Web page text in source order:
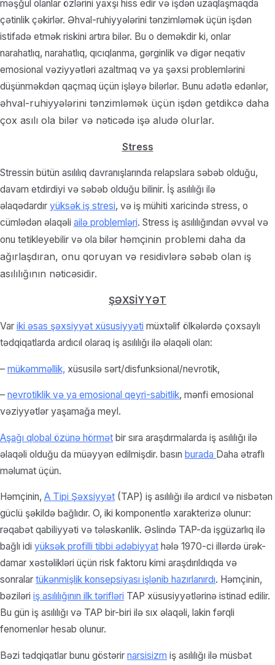
məşğul olanlar özlərini yaxşı hiss edir və işdən uzaqlaşmaqda
çətinlik çəkirlər. Əhval-ruhiyyələrini tənzimləmək üçün işdən
istifadə etmək riskini artıra bilər. Bu o deməkdir ki, onlar
narahatlıq, narahatlıq, qıcıqlanma, gərginlik və digər neqativ
emosional vəziyyətləri azaltmaq və ya şəxsi problemlərini
düşünməkdən qaçmaq üçün işləyə bilərlər. Bunu adətlə edənlər,
əhval-ruhiyyələrini tənzimləmək üçün işdən getdikcə daha
çox asılı ola bilər və nəticədə işə aludə olurlar.
Stress
Stressin bütün asılılıq davranışlarında relapslara səbəb olduğu,
davam etdirdiyi və səbəb olduğu bilinir. İş asılılığı ilə
əlaqədardır yüksək iş stresi, və iş mühiti xaricində stress, o
cümlədən əlaqəli ailə problemləri. Stress iş asılılığından əvvəl və
onu tetikleyebilir və ola bilər həmçinin problemi daha da
ağırlaşdıran, onu qoruyan və residivlərə səbəb olan iş
asılılığının nəticəsidir.
ŞƏXSİYYƏT
Var iki əsas şəxsiyyət xüsusiyyəti müxtəlif ölkələrdə çoxsaylı
tədqiqatlarda ardıcıl olaraq iş asılılığı ilə əlaqəli olan:
– mükəmməllik, xüsusilə sərt/disfunksional/nevrotik,
– nevrotiklik və ya emosional qeyri-sabitlik, mənfi emosional
vəziyyətlər yaşamağa meyl.
Aşağı qlobal özünə hörmət bir sıra araşdırmalarda iş asılılığı ilə
əlaqəli olduğu da müəyyən edilmişdir. basın burada Daha ətraflı
məlumat üçün.
Həmçinin, A Tipi Şəxsiyyət (TAP) iş asılılığı ilə ardıcıl və nisbətən
güclü şəkildə bağlıdır. O, iki komponentlə xarakterizə olunur:
rəqabət qabiliyyəti və tələskənlik. Əslində TAP-da işgüzarlıq ilə
bağlı idi yüksək profilli tibbi ədəbiyyat hələ 1970-ci illərdə ürək-
damar xəstəlikləri üçün risk faktoru kimi araşdırıldıqda və
sonralar tükənmişlik konsepsiyası işlənib hazırlanırdı. Həmçinin,
bəziləri iş asılılığının ilk tərifləri TAP xüsusiyyətlərinə istinad edilir.
Bu gün iş asılılığı və TAP bir-biri ilə sıx əlaqəli, lakin fərqli
fenomenlər hesab olunur.
Bəzi tədqiqatlar bunu göstərir narsisizm iş asılılığı ilə müsbət